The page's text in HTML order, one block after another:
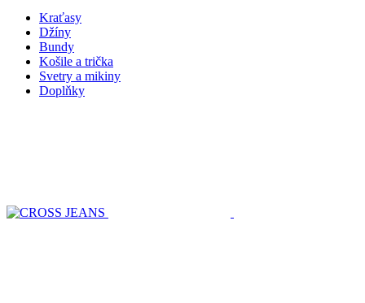
Kraťasy
Džíny
Bundy
Košile a trička
Svetry a mikiny
Doplňky